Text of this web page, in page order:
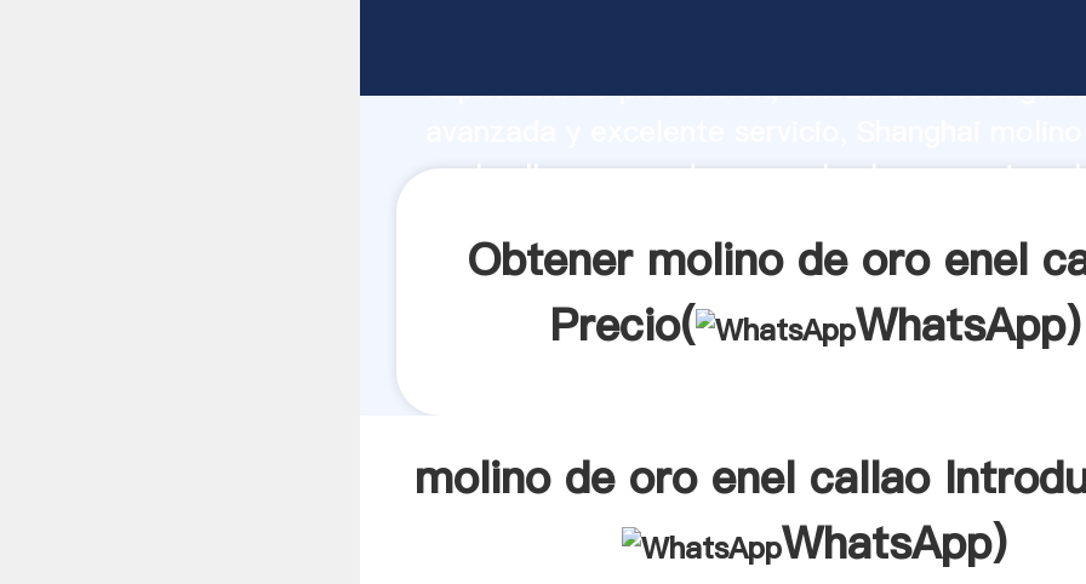
capacidad de producción, fuerza de
enel callao proveedor crea el valor y aporta
Obtener molino de oro enel
Precio(
WhatsApp)
molino de oro enel callao
WhatsApp)